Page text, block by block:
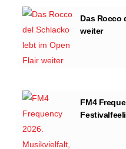
Das Rocco
weiter
FM4